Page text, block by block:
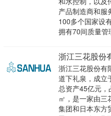
产品制造商和服
100多个国家设
拥有70间质量管
浙江三花股份
浙江三花股份有
道下礼泉，成立
总资产45亿元
㎡，是一家由三
集团和日本东方